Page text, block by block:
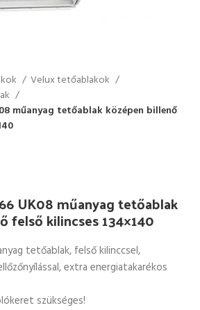
Velux tetőablakok
műanyag tetőablak középen billenő
UK08 műanyag tetőablak
felső kilincses 134×140
tetőablak, felső kilinccsel,
extra energiatakarékos
szükséges!